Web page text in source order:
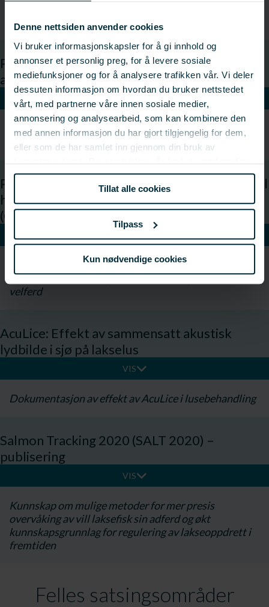
Denne nettsiden anvender cookies
Vi bruker informasjonskapsler for å gi innhold og
annonser et personlig preg, for å levere sosiale
mediefunksjoner og for å analysere trafikken vår. Vi deler
dessuten informasjon om hvordan du bruker nettstedet
vårt, med partnerne våre innen sosiale medier,
annonsering og analysearbeid, som kan kombinere den
med annen informasjon du har gjort tilgjengelig for dem,
eller som de har samlet inn gjennom din bruk av
tjenestene deres. Du samtykker vår bruk av nødvendige
informasjonskapsler ved å bruke nettstedet vårt.
Tillat alle cookies
Tilpass
Kun nødvendige cookies
bærekraft i bruken av rensefisk
Program rensefisk: Optimalisert startfôring
av rensefisk (STARTRENS)
​Ny kunnskap om startfôring som vil bidra til bedret
velferd og ytelse ved bruk av rensefisk
Program rensefisk: Miljø og fôring for optimal
helse og overlevelse av rensefisk i merd
(OptiRens)
Kunnskap om påvirkning fra temperatur og fôr på
velferd til rensefisk og dermed et bidrag til bedret
velferd
AcuLice: Effekt av sammensatt akustisk
lydbilde i sjø på lakselus
VIS
Dokumentasjon av effekt av AcuLice i lusebehandling​
Salmon Tracking 2020 (SALT 2020) –
publisering
VIS
Kunnskap om mulige metoder for mer presis
overvåking av vill laksefisk sin adferd og økt
kunnskapsgrunnlag for regulering av lakseoppdrett i
fremtiden
Felles satsingsområder